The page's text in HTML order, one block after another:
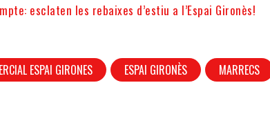
esclaten les rebaixes d’estiu a l’Espai Gironès!
ESPAI GIRONES ESPAI GIRONÈS
MARRECS